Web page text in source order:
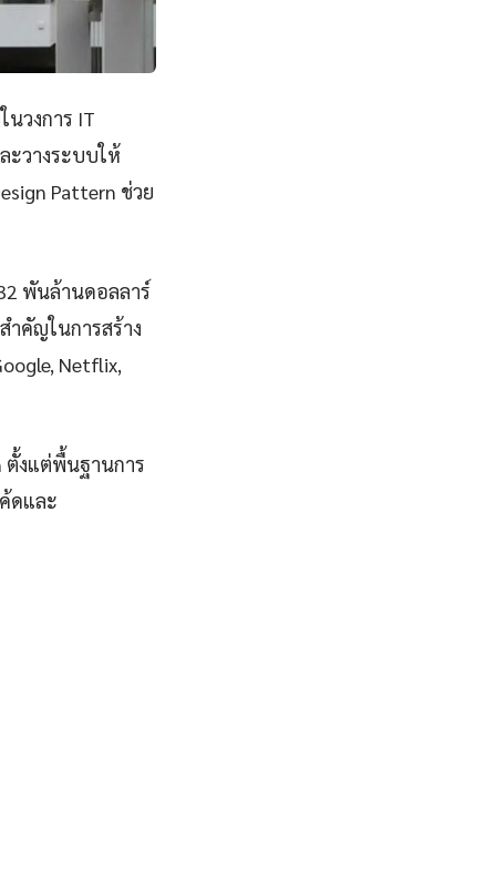
นวงการ IT
ะวางระบบให้
Pattern ช่วย
พันล้านดอลลาร์
ำคัญในการสร้าง
Netflix,
ตั้งแต่พื้นฐานการ
ดและ